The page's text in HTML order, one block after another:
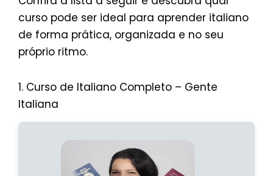
curso pode ser ideal para aprender italiano
de forma prática, organizada e no seu
próprio ritmo.
1. Curso de Italiano Completo – Gente
Italiana